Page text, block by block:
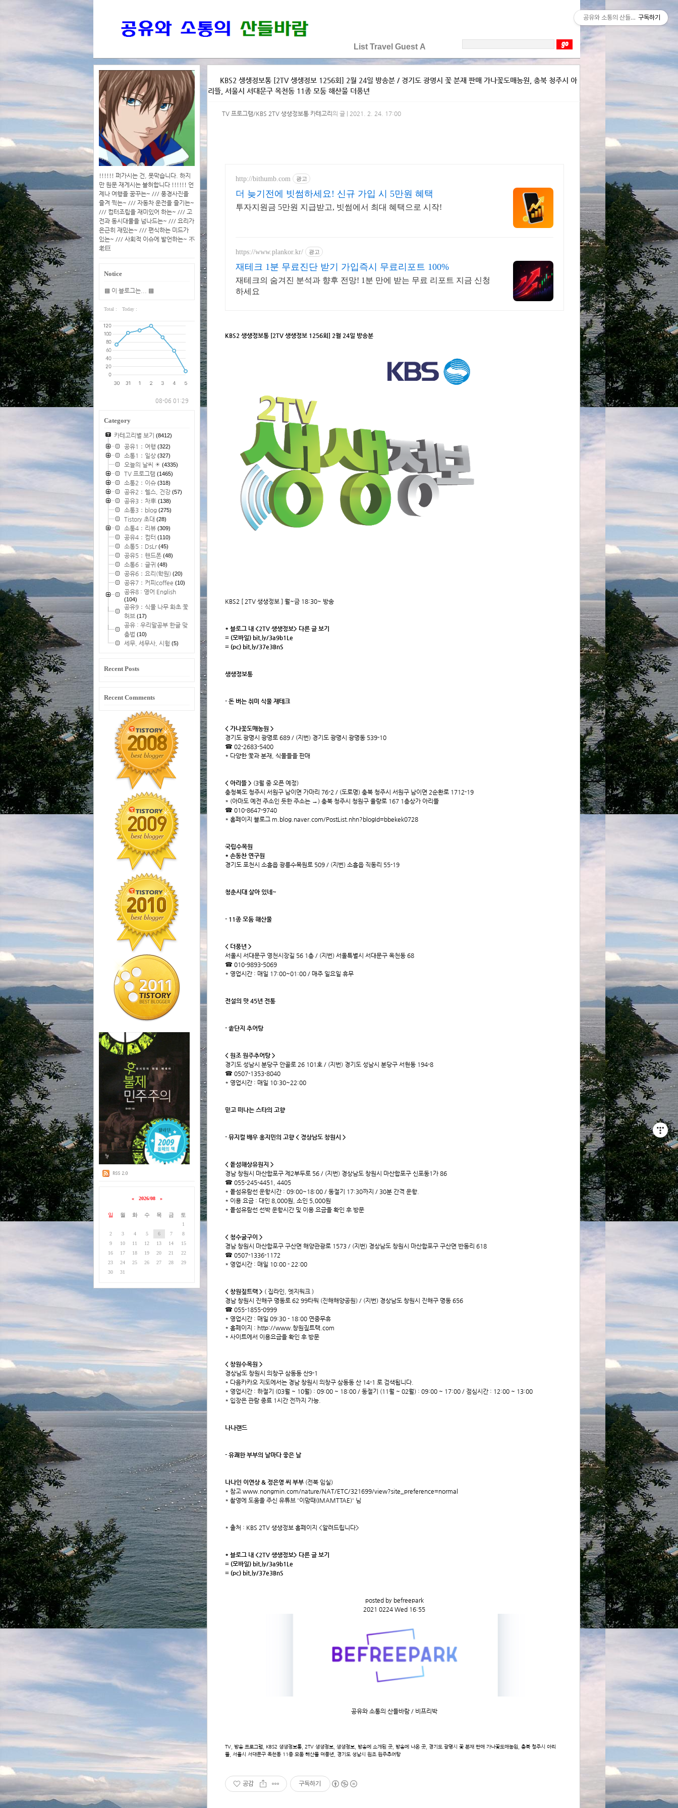
List Travel Guest A
!!!!!! 퍼가시는 건, 못막습니다. 하지
만 원문 재게시는 불허합니다 !!!!!! 언
제나 여행을 꿈꾸는~ /// 풍경사진을
즐겨 찍는~ /// 자동차 운전을 즐기는~
/// 컴터조립을 재미있어 하는~ /// 고
전과 동시대물을 넘나드는~ /// 요리가
은근히 재밌는~ /// 편식하는 미드가
있는~ /// 사회적 이슈에 발언하는~ 不
老巨
Notice
▩ 이 블로그는... ▩
Total : Today :
08-06 01:29
Category
카테고리별 보기 (8412)
공유1：여행 (322)
소통1：일상(327)
오늘의 날씨 ☀ (4335)
TV 프로그램 (1465)
소통2：이슈(318)
공유2：헬스, 건강(57)
공유3：차車(138)
소통3：blog(275)
Tistory 초대 (28)
소통4：리뷰(309)
공유4：컴터 (110)
소통5：DsLr(45)
공유5：핸드폰(48)
소통6：글귀 (48)
공유6：요리(학원)(20)
공유7：커피coffee (10)
공유8 : 영어 English
(104)
공유9：식물 나무 화초 꽃
허브 (17)
공유 : 우리말공부 한글 맞
춤법 (10)
세무, 세무사, 시험 (5)
Recent Posts
Recent Comments
« 2026/08 »
일 월 화 수 목 금 토
1
2
3 4 5 6 7
8
9
10 11 12 13 14
15
16
17 18 19 20 21
22
23
24 25 26 27 28
29
30
31
KBS2 생생정보통 [2TV 생생정보 1256회] 2월 24일 방송분 / 경기도 광명시 꽃 분재 판매 가나꽃도매농원, 충북 청주시 아
리뜰, 서울시 서대문구 옥천동 11종 모둠 해산물 더풍년
TV 프로그램/KBS 2TV 생생정보통 카테고리 의 글 | 2021. 2. 24. 17:00
http://bithumb.com 광고
더 늦기전에 빗썸하세요! 신규 가입 시 5만원 혜택
투자지원금 5만원 지급받고, 빗썸에서 최대 혜택으로 시작!
https://www.plankor.kr/ 광고
재테크 1분 무료진단 받기 가입즉시 무료리포트 100%
재테크의 숨겨진 분석과 향후 전망! 1분 만에 받는 무료 리포트 지금 신청
하세요
KBS2 생생정보통 [2TV 생생정보 1256회] 2월 24일 방송분
KBS2 [ 2TV 생생정보 ] 월~금 18:30~ 방송
* 블로그 내 <2TV 생생정보> 다른 글 보기
= (모바일) bit.ly/3a9b1Le
= (pc) bit.ly/37e3BnS
생생정보통
- 돈 버는 취미 식물 재테크
< 가나꽃도매농원 >
경기도 광명시 광명로 689 / (지번) 경기도 광명시 광명동 539-10
☎ 02-2683-5400
* 다양한 꽃과 분재, 식물들을 판매
< 아리뜰 > (3월 중 오픈 예정)
충청북도 청주시 서원구 남이면 가마리 76-2 / (도로명) 충북 청주시 서원구 남이면 2순환로 1712-19
* (아마도 예전 주소인 듯한 주소는 →) 충북 청주시 청원구 율량로 167 1층상가 아리뜰
☎ 010-8647-9740
* 홈페이지 블로그 m.blog.naver.com/PostList.nhn?blogId=bbekek0728
국립수목원
* 손동찬 연구원
경기도 포천시 소흘읍 광릉수목원로 509 / (지번) 소흘읍 직동리 55-19
청춘시대 살아 있네~
- 11종 모둠 해산물
< 더풍년 >
서울시 서대문구 영천시장길 56 1층 / (지번) 서울특별시 서대문구 옥천동 68
☎ 010-9893-5069
* 영업시간 : 매일 17:00~01:00 / 매주 일요일 휴무
전설의 맛 45년 전통
- 솥단지 추어탕
< 원조 원주추어탕 >
경기도 성남시 분당구 안골로 26 101호 / (지번) 경기도 성남시 분당구 서현동 194-8
☎ 0507-1353-8040
* 영업시간 : 매일 10:30~22:00
믿고 떠나는 스타의 고향
- 뮤지컬 배우 홍지민의 고향 < 경상남도 창원시 >
< 돝섬해상유원지 >
경남 창원시 마산합포구 제2부두로 56 / (지번) 경상남도 창원시 마산합포구 신포동1가 86
☎ 055-245-4451, 4405
* 돝섬유람선 운항시간 : 09:00~18:00 / 동절기 17:30까지 / 30분 간격 운항.
* 이용 요금 : 대인 8,000원, 소인 5,000원
* 돝섬유람선 선박 운항시간 및 이용 요금을 확인 후 방문
< 청수굴구이 >
경남 창원시 마산합포구 구산면 해양관광로 1573 / (지번) 경상남도 창원시 마산합포구 구산면 반동리 618
☎ 0507-1336-1172
* 영업시간 : 매일 10:00 - 22:00
< 창원짚트랙 > ( 집라인, 엣지워크 )
경남 창원시 진해구 명동로 62 99타워 (진해해양공원) / (지번) 경상남도 창원시 진해구 명동 656
☎ 055-1855-0999
* 영업시간 : 매일 09:30 - 18:00 연중무휴
* 홈페이지 : http://www.창원짚트랙.com
* 사이트에서 이용요금을 확인 후 방문
< 창원수목원 >
경상남도 창원시 의창구 삼동동 산9-1
* 다음카카오 지도에서는 경남 창원시 의창구 삼동동 산 14-1 로 검색됩니다.
* 영업시간 : 하절기 (03월 ~ 10월) : 09:00 ~ 18:00 / 동절기 (11월 ~ 02월) : 09:00 ~ 17:00 / 점심시간 : 12:00 ~ 13:00
* 입장은 관람 종료 1시간 전까지 가능.
나나랜드
- 유쾌한부부의 날마다 좋은 날
나나인 이연상 & 정은영 씨 부부(전북 임실)
* 참고 www.nongmin.com/nature/NAT/ETC/321699/view?site_preference=normal
* 촬영에 도움을 주신 유튜브 '이맘때(IMAMTTAE)' 님
* 출처 : KBS 2TV 생생정보 홈페이지 <알려드립니다>
* 블로그 내 <2TV 생생정보> 다른 글 보기
= (모바일) bit.ly/3a9b1Le
= (pc) bit.ly/37e3BnS
posted by befreepark
2021 0224 Wed 16:55
공유와 소통의 산들바람 / 비프리박
TV, 방송 프로그램, KBS2 생생정보통, 2TV 생생정보, 생생정보, 방송에 소개된 곳, 방송에 나온 곳, 경기도 광명시 꽃 분재 판매 가나꽃도매농원, 충북 청주시 아리
뜰, 서울시 서대문구 옥천동 11종 모둠 해산물 더풍년, 경기도 성남시 원조 원주추어탕
공감 구독하기
공유와 소통의 산들바람구독하기